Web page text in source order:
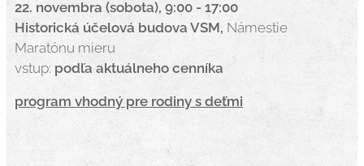
22. novembra (sobota), 9:00 - 17:00
Historická účelová budova VSM, Námestie
Maratónu mieru
vstup: podľa aktuálneho cenníka
program vhodný pre rodiny s deťmi